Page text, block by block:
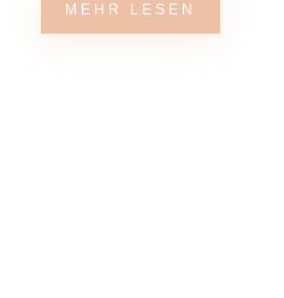
MEHR LESEN